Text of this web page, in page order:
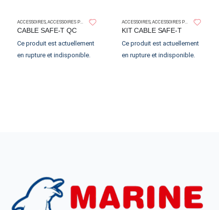
DIRECTIONS HYDRAULIQUES
ACCESSOIRES ACCESSOIRES POUR MOTEURS HORS-BORD MAGMA
CABLE SAFE-T QC
Ce produit est actuellement
en rupture et indisponible.
ACCESSOIRES ACCESSOIRES POUR MOTEURS HORS-BORD
KIT CABLE SAFE-T
Ce produit est actuellement
en rupture et indisponible.